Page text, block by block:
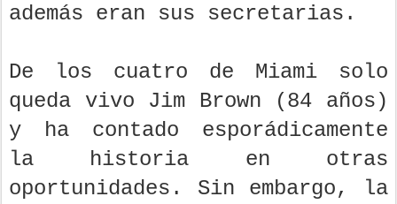
además eran sus secretarias.
De los cuatro de Miami solo
queda vivo Jim Brown (84 años)
y ha contado esporádicamente
la historia en otras
oportunidades. Sin embargo, la